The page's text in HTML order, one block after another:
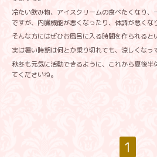
冷たい飲み物、アイスクリームの食べたくなり
ですが、内臓機能が悪くなったり、体調が悪くな
そんな方にはぜひお風呂に入る時間を作られると
実は暑い時期は何とか乗り切れても、涼しくなっ
秋冬も元気に活動できるように、これから夏後
てくださいね。
1